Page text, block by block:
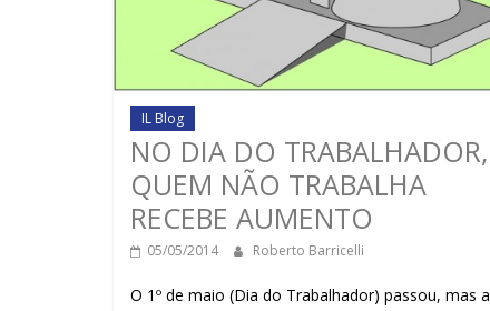
IL Blog
NO DIA DO TRABALHADOR,
QUEM NÃO TRABALHA
RECEBE AUMENTO
05/05/2014 Roberto Barricelli
O 1º de maio (Dia do Trabalhador) passou, mas a